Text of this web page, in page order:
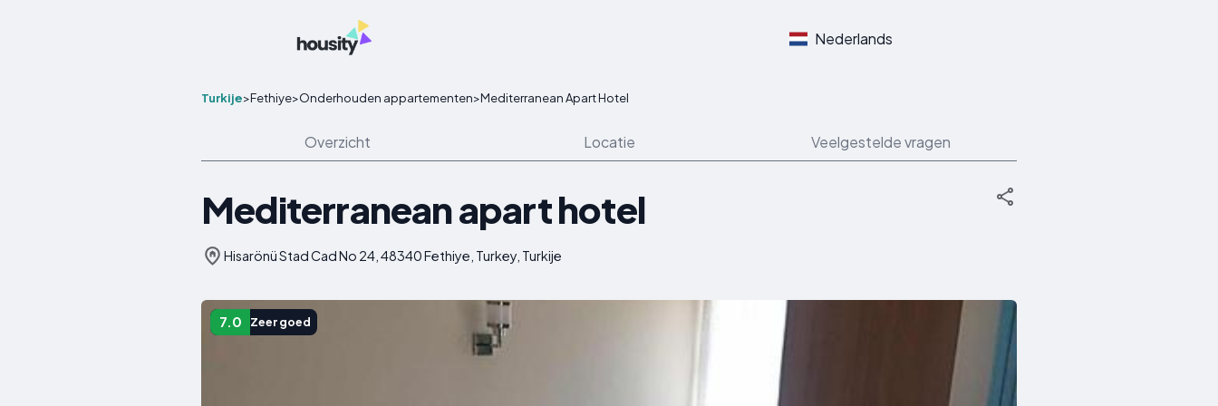
Nederlands
Turkije>Fethiye>Onderhouden appartementen>Mediterranean Apart Hotel
Overzicht Locatie Veelgestelde vragen
Mediterranean apart hotel
Hisarönü Stad Cad No 24, 48340 Fethiye, Turkey, Turkije
7.0 Zeer goed